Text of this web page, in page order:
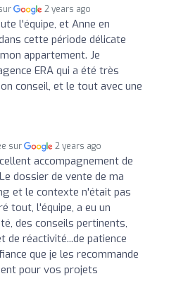
2 years ago
l'équipe, et Anne en
cette période délicate
appartement. Je
ERA qui a été très
conseil, et le tout avec une
sur 2 years ago
accompagnement de
dossier de vente de ma
et le contexte n'était pas
tout, l'équipe, a eu un
des conseils pertinents,
de réactivité...de patience
que je les recommande
pour vos projets